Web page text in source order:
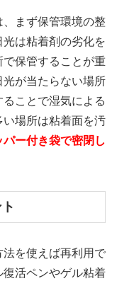
まず保管環境の整
は粘着剤の劣化を
保管することが重
が当たらない場所
ことで湿気による
場所は粘着面を汚
ー付き袋で密閉し
を使えば再利用で
活ペンやゲル粘着